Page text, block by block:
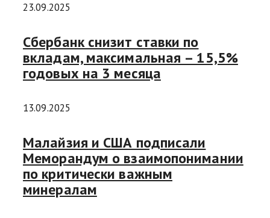
23.09.2025
Сбербанк снизит ставки по
вкладам, максимальная – 15,5%
годовых на 3 месяца
13.09.2025
Малайзия и США подписали
Меморандум о взаимопонимании
по критически важным
минералам